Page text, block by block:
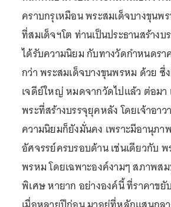
คราบกรุเหมือน พระสมเด็จบางขุนพ
ที่สมเด็จฯโต ท่านเป็นประธานสร้างบ
ได้รับความนิยม กับทางวัดกำหนดร
กว่า พระสมเด็จบางขุนพรหม ด้วย ซึ่
เจดีย์ใหญ่ หมดจากวัดไปแล้ว ต่อมา
พระที่สร้างบรรจุยุคหลัง โดยเจ้าอา
ความนิยมก็ยังมั่นคง เพราะมีอานุภ
อัศจรรย์ครบรอบด้าน เช่นเดียวกับ
พรหม โดยเฉพาะองค์งามๆ สภาพ
พิเศษ หายาก อย่างองค์นี้ ที่ราคาข